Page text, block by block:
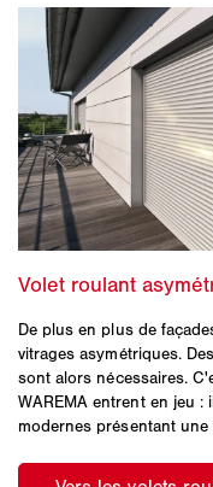
De plus en plus de
vitrages asymétriques.
sont alors nécessaires.
WAREMA entrent en jeu
modernes présentant